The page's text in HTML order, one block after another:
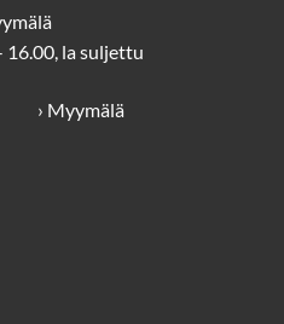
16.00, la suljettu
› Myymälä